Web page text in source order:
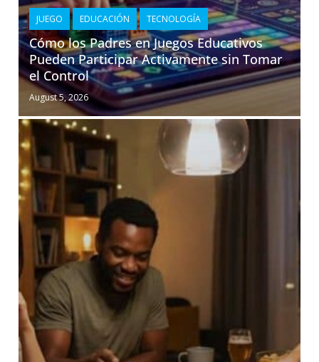
JUEGO EDUCACIÓN TECNOLOGÍA
Cómo los Padres en Juegos Educativos
Pueden Participar Activamente sin Tomar
el Control
August 5, 2026